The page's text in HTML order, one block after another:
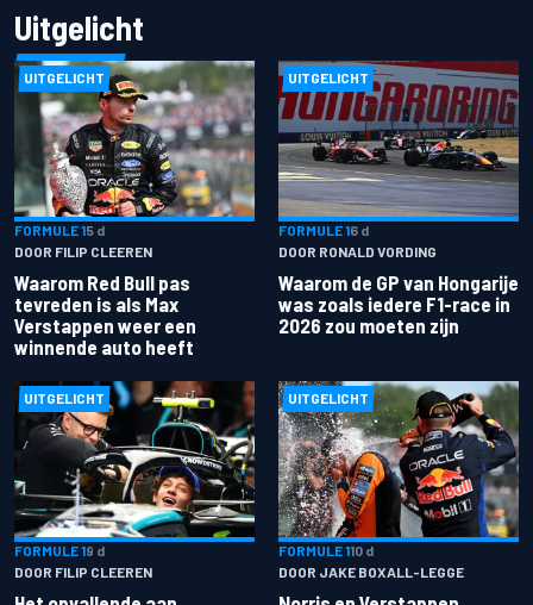
Uitgelicht
UITGELICHT
FORMULE 15 d
DOOR FILIP CLEEREN
Waarom Red Bull pas
tevreden is als Max
Verstappen weer een
winnende auto heeft
UITGELICHT
FORMULE 16 d
DOOR RONALD VORDING
Waarom de GP van Hongarije
was zoals iedere F1-race in
2026 zou moeten zijn
UITGELICHT
FORMULE 19 d
DOOR FILIP CLEEREN
UITGELICHT
FORMULE 110 d
DOOR JAKE BOXALL-LEGGE